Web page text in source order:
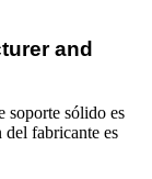
and
soporte sólido es
fabricante es